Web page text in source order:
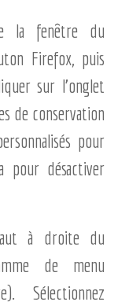
la fenêtre du
Firefox, puis
sur l’onglet
de conservation
pour
pour désactiver
à droite du
de menu
Sélectionnez